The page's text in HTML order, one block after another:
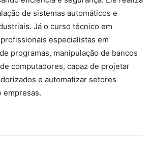
de sistemas automáticos e
Já o curso técnico em
especialistas em
programas, manipulação de bancos
computadores, capaz de projetar
e automatizar setores
empresas.